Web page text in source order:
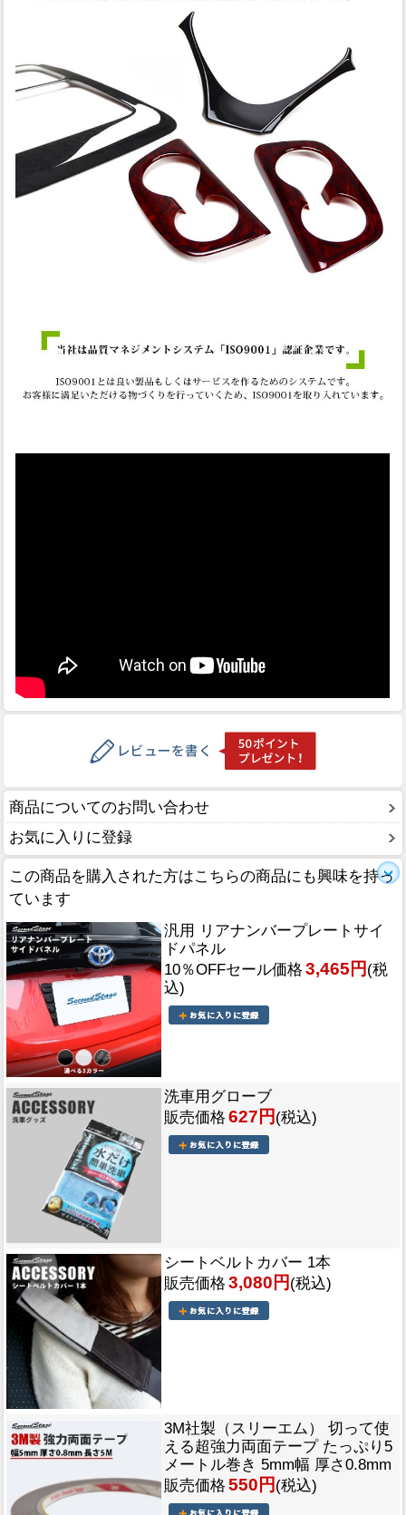
商品についてのお問い合わせ
お気に入りに登録
この商品を購入された方はこちらの商品にも興味を持っ
ています
汎用 リアナンバープレートサイ
ドパネル
10％OFFセール価格 3,465円 (税
込)
洗車用グローブ
販売価格 627円 (税込)
シートベルトカバー 1本
販売価格 3,080円 (税込)
3M社製（スリーエム） 切って使
える超強力両面テープ たっぷり5
メートル巻き 5mm幅 厚さ0.8mm
販売価格 550円 (税込)